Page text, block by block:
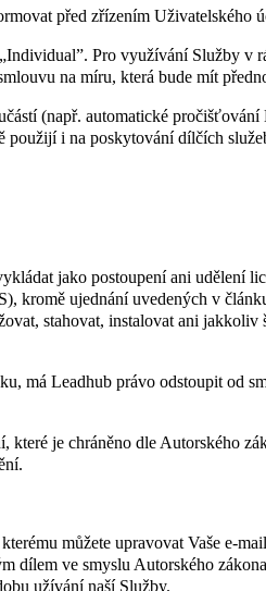
před zřízením Uživatelského
Pro využívání Služby v
na míru, která bude mít
(např. automatické pročišťování
i na poskytování dílčích
jako postoupení ani udělení
kromě ujednání uvedených v
stahovat, instalovat ani
má Leadhub právo odstoupit od
je chráněno dle Autorského
můžete upravovat Vaše e-
dílem ve smyslu Autorského
užívání naší Služby.